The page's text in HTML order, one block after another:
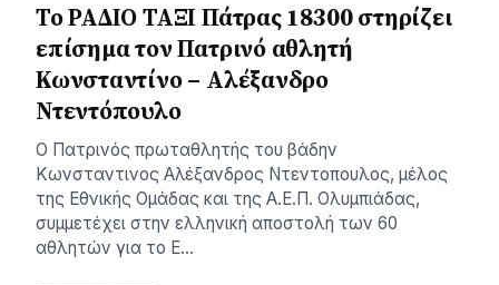
Το ΡΑΔΙΟ ΤΑΞΙ Πάτρας 18300 στηρίζει
επίσημα τον Πατρινό αθλητή
Κωνσταντίνο – Αλέξανδρο
Ντεντόπουλο
Ο Πατρινός πρωταθλητής του βάδην
Κωνσταντινος Αλέξανδρος Ντεντοπουλος, μέλος
της Εθνικής Ομάδας και της Α.Ε.Π. Ολυμπιάδας,
συμμετέχει στην ελληνική αποστολή των 60
αθλητών για το Ε…